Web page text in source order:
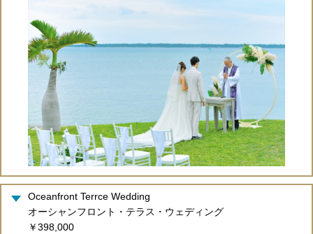
Oceanfront Terrce Wedding
オーシャンフロント・テラス・ウェディング
￥398,000